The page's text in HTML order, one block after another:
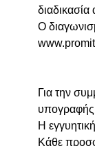
Ο
Για την
υπογραφής
Η
Κάθε